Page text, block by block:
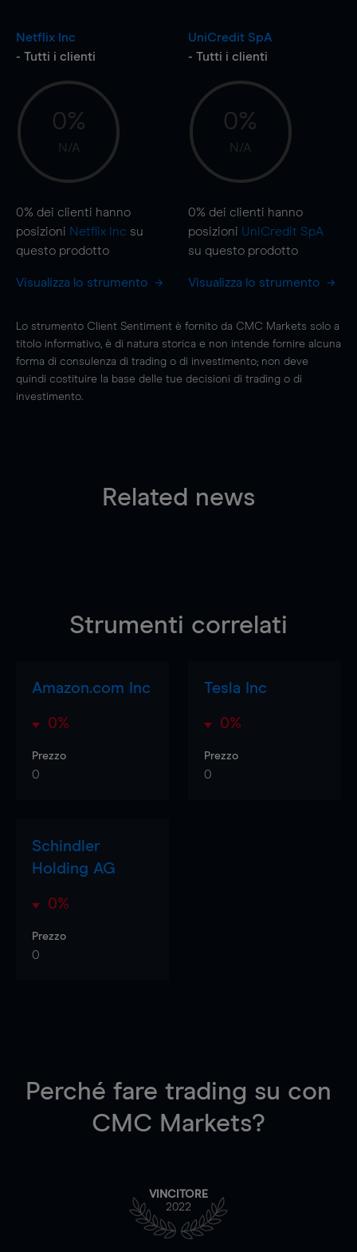
Netflix Inc
- Tutti i clienti
0%
N/A
0% dei clienti hanno
posizioni Netflix Inc su
questo prodotto
Visualizza lo strumento
UniCredit SpA
- Tutti i clienti
0%
N/A
0% dei clienti hanno
posizioni UniCredit SpA
su questo prodotto
Visualizza lo strumento
Lo strumento Client Sentiment è fornito da CMC Markets solo a
titolo informativo, è di natura storica e non intende fornire alcuna
forma di consulenza di trading o di investimento; non deve
quindi costituire la base delle tue decisioni di trading o di
investimento.
Related news
Strumenti correlati
Amazon.com Inc
0%
Prezzo
0
Tesla Inc
0%
Prezzo
0
Schindler
Holding AG
0%
Prezzo
0
Perché fare trading su con
CMC Markets?
VINCITORE
2022